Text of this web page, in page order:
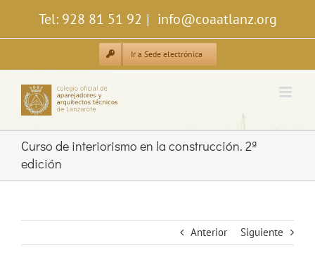
contenido
Tel: 928 81 51 92 | info@coaatlanz.org
Ir a Sede electrónica
Curso de interiorismo en la construcción. 2ª
edición
Anterior Siguiente